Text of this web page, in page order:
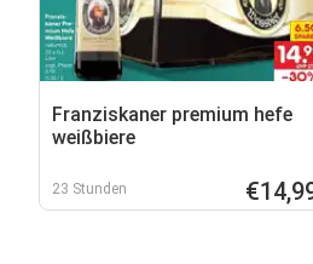
Franziskaner premium hefe
weißbiere
23 Stunden